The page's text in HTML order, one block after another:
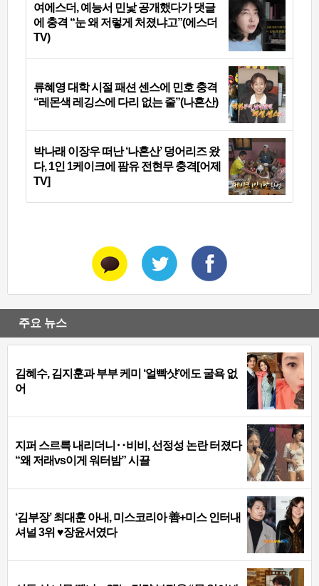
여에스더, 예능서 민낯 공개했다가 댓글
에 충격 “눈 왜 저렇게 처졌냐고”(에스더
TV)
류혜영 대학 시절 패션 센스에 민호 충격
“레몬색 레깅스에 다리 없는 줄”(나혼산)
박나래 이장우 떠난 ‘나혼산’ 덩어리즈 왔
다, 1인 1케이크에 팜유 전현무 충격[어제
TV]
주요 뉴스
김혜수, 김지훈과 부부 케미 ‘얼빡샷’에도 굴욕 없
어
지퍼 스르륵 내리더니‥비비, 선정성 논란 터졌다
“왜 저래vs이게 워터밤” 시끌
‘김부장’ 최대훈 아내, 미스코리아 善+미스 인터내
셔널 3위 ♥장윤서였다